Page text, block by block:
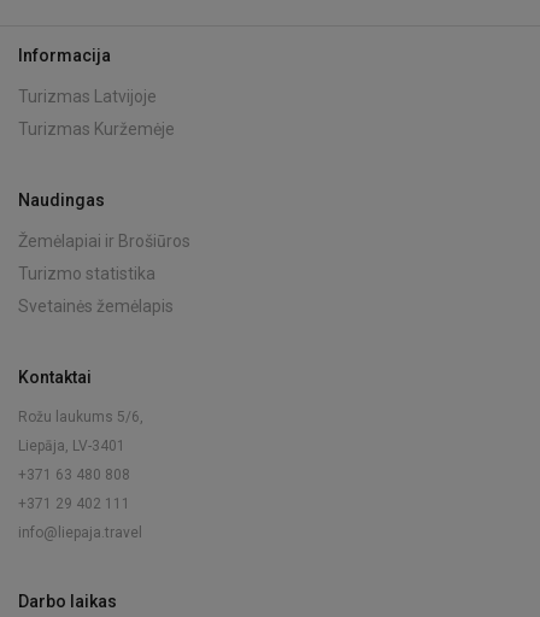
Informacija
Turizmas Latvijoje
Turizmas Kuržemėje
Naudingas
Žemėlapiai ir Brošiūros
Turizmo statistika
Svetainės žemėlapis
Kontaktai
Rožu laukums 5/6,
Liepāja, LV-3401
+371 63 480 808
+371 29 402 111
info@liepaja.travel
Darbo laikas